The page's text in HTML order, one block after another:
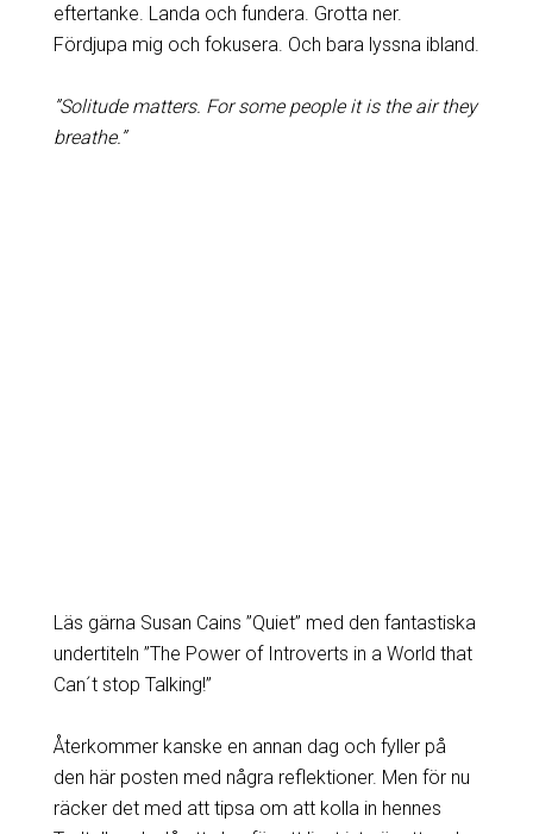
eftertanke. Landa och fundera. Grotta ner.
Fördjupa mig och fokusera. Och bara lyssna ibland.
”Solitude matters. For some people it is the air they
breathe.”
Läs gärna Susan Cains ”Quiet” med den fantastiska
undertiteln ”The Power of Introverts in a World that
Can´t stop Talking!”
Återkommer kanske en annan dag och fyller på
den här posten med några reflektioner. Men för nu
räcker det med att tipsa om att kolla in hennes